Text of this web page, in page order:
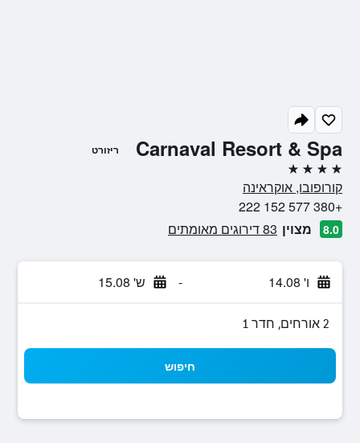
Carnaval Resort & Spa ריזורט
4 כוכבים
קורופובו, אוקראינה
+380 577 152 222
8.0 מצוין 83 דירוגים מאומתים
ו' 14.08 - ש' 15.08
2 אורחים, חדר 1
חיפוש